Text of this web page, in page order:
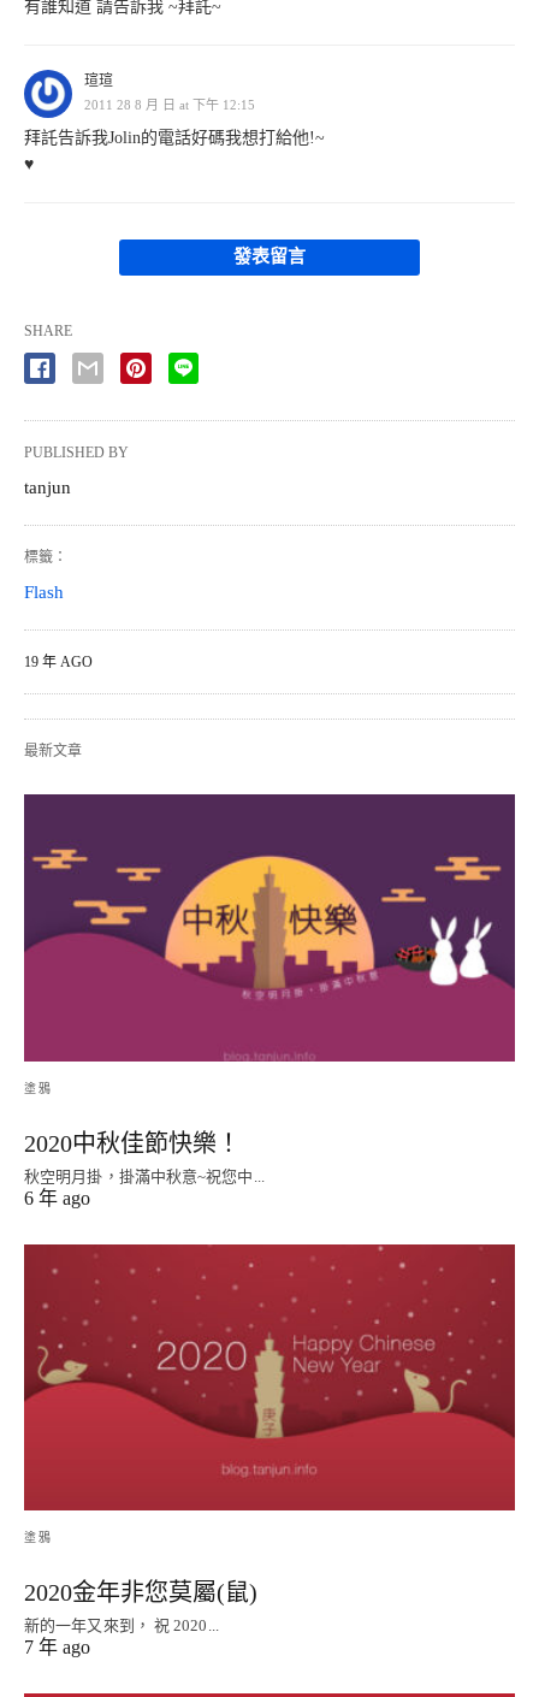
有誰知道 請告訴我 ~拜託~
瑄瑄
2011 28 8 月 日 at 下午 12:15
拜託告訴我Jolin的電話好碼我想打給他!~
♥
發表留言
SHARE
PUBLISHED BY
tanjun
標籤：
Flash
19 年 AGO
最新文章
塗鴉
2020中秋佳節快樂！
秋空明月掛，掛滿中秋意~祝您中...
6 年 ago
塗鴉
2020金年非您莫屬(鼠)
新的一年又來到， 祝 2020...
7 年 ago